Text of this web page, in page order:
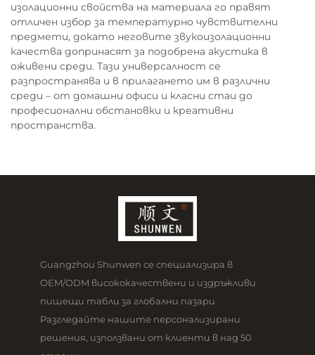
изолационни свойства на материала го правят
отличен избор за температурно чувствителни
предмети, докато неговите звукоизолационни
качества допринасят за подобрена акустика в
оживени среди. Тази универсалност се
разпространява и в прилагането им в различни
среди – от домашни офиси и класни стаи до
професионални обстановки и креативни
пространства.
Guangzhou Shunwen се специализира в
OEM/ODM висококачествени и издръжливи
пишещи табли за глобални пазари.
Разгледайте нашите персонализирани
решения, използвани от клиенти в над 50